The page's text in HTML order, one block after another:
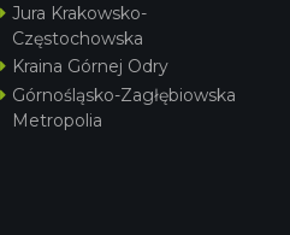
Jura Krakowsko-
Częstochowska
Kraina Górnej Odry
Górnośląsko-Zagłębiowska
Metropolia